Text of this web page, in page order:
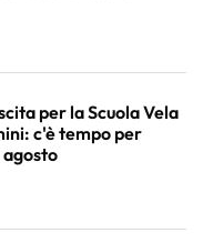
per la Scuola Vela
c'è tempo per